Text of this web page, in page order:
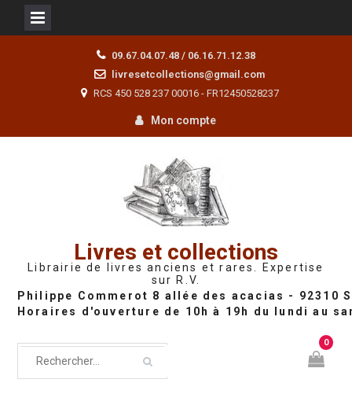
09.67.04.07.48 / 06.16.71.12.38
livresetcollections@gmail.com
RCS 450 528 237 00016 - FR12450528237
Mon compte
Livres et collections
Librairie de livres anciens et rares. Expertise
sur R.V.
0